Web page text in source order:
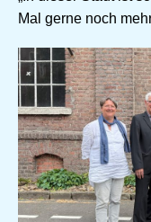
Mal gerne noch